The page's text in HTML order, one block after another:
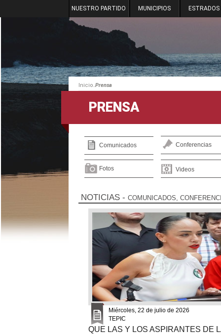
NUESTRO PARTIDO MUNICIPIOS ESTRADOS
Inicio.Prensa
PRENSA
Comunicados Conferencias
Fotos Videos
NOTICIAS - COMUNICADOS,
Miércoles, 22 de julio de 2026
TEPIC
QUE LAS Y LOS ASPIRANTES DE